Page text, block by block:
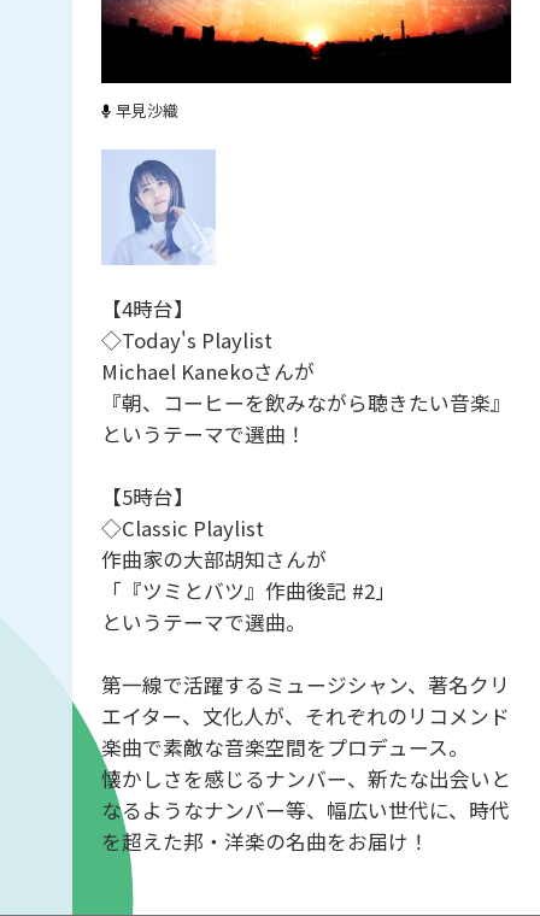
早見沙織
【4時台】
◇Today's Playlist
Michael Kanekoさんが
『朝、コーヒーを飲みながら聴きたい音楽』
というテーマで選曲！
【5時台】
◇Classic Playlist
作曲家の大部胡知さんが
「『ツミとバツ』作曲後記 #2」
というテーマで選曲。
第一線で活躍するミュージシャン、著名クリ
エイター、文化人が、それぞれのリコメンド
楽曲で素敵な音楽空間をプロデュース。
懐かしさを感じるナンバー、新たな出会いと
なるようなナンバー等、幅広い世代に、時代
を超えた邦・洋楽の名曲をお届け！